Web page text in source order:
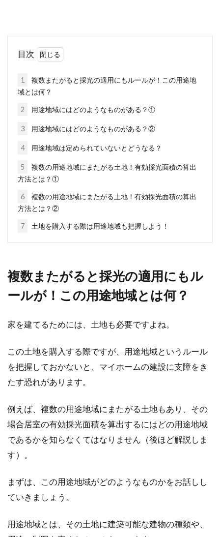
か？「後払い」なのか？
初期費用の礼金は値下げ交渉でき
る？新築物件では難しい？
賃貸物件に入居するとき、初期費用の金額に驚
費用...
賃貸連帯保証人でも負いきれない？
賃貸契約における連帯保証人が決定すること
は、借主にとって一つの安心材料となります。
容積率・建蔽率とは？前面道路の幅
員規定や角地緩和を解説
って住宅の大きさなどを決めなくてはなりませ
ん。...
れらに消費税はかかる？
や共益費も挙...
目次
1
複数またがると採光の適用にもルールが！この用途地
域とは何？
2 用途地域にはどのようなものがある？①
3 用途地域にはどのようなものがある？②
4 用途地域は定められていないとどうなる？
5
複数の用途地域にまたがる土地！有効採光面積の算出
方法とは？①
6
複数の用途地域にまたがる土地！有効採光面積の算出
方法とは？②
7 土地を購入する際は用途地域も把握しよう！
複数またがると採光の適用にもル
ールが！この用途地域とは何？
家を建てるためには、土地も必要ですよね。
この土地を購入する際ですが、用途地域というルール
を把握しておかないと、マイホームの建設に支障をき
たす恐れがあります。
例えば、複数の用途地域にまたがる土地もあり、その
場合居室の有効採光面積を算出するにはどの用途地域
であるかを知らなくてはなりません（後ほど解説しま
す）。
まずは、この用途地域がどのようなものかをお話しし
ていきましょう。
用途地域とは、その土地に建築可能な建物の種類や、